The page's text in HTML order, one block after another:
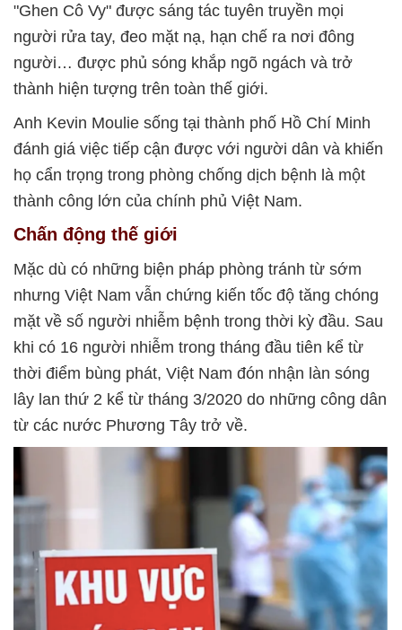
"Ghen Cô Vy" được sáng tác tuyên truyền mọi
người rửa tay, đeo mặt nạ, hạn chế ra nơi đông
người… được phủ sóng khắp ngõ ngách và trở
thành hiện tượng trên toàn thế giới.
Anh Kevin Moulie sống tại thành phố Hồ Chí Minh
đánh giá việc tiếp cận được với người dân và khiến
họ cẩn trọng trong phòng chống dịch bệnh là một
thành công lớn của chính phủ Việt Nam.
Chấn động thế giới
Mặc dù có những biện pháp phòng tránh từ sớm
nhưng Việt Nam vẫn chứng kiến tốc độ tăng chóng
mặt về số người nhiễm bệnh trong thời kỳ đầu. Sau
khi có 16 người nhiễm trong tháng đầu tiên kể từ
thời điểm bùng phát, Việt Nam đón nhận làn sóng
lây lan thứ 2 kể từ tháng 3/2020 do những công dân
từ các nước Phương Tây trở về.